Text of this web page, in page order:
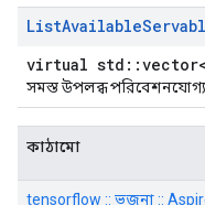
ListAvailable
virtual
সমস্ত উপলব্ধ
কাঠামো
tensorflow :: ভজনা ::